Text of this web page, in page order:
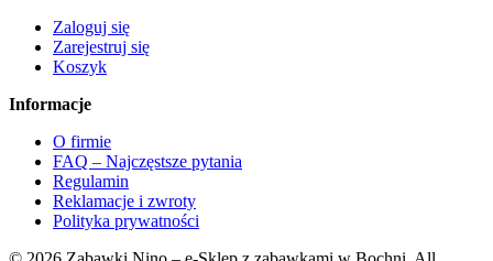
Zaloguj się
Zarejestruj się
Koszyk
Informacje
O firmie
FAQ – Najczęstsze pytania
Regulamin
Reklamacje i zwroty
Polityka prywatności